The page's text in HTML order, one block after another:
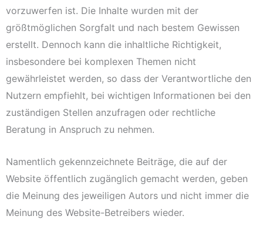
vorzuwerfen ist. Die Inhalte wurden mit der
größtmöglichen Sorgfalt und nach bestem Gewissen
erstellt. Dennoch kann die inhaltliche Richtigkeit,
insbesondere bei komplexen Themen nicht
gewährleistet werden, so dass der Verantwortliche den
Nutzern empfiehlt, bei wichtigen Informationen bei den
zuständigen Stellen anzufragen oder rechtliche
Beratung in Anspruch zu nehmen.
Namentlich gekennzeichnete Beiträge, die auf der
Website öffentlich zugänglich gemacht werden, geben
die Meinung des jeweiligen Autors und nicht immer die
Meinung des Website-Betreibers wieder.